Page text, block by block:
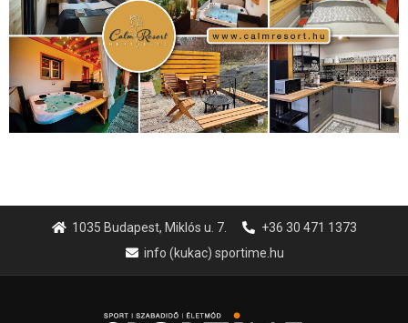
1035 Budapest, Miklós u. 7.
+36 30 471 1373
info (kukac) sportime.hu